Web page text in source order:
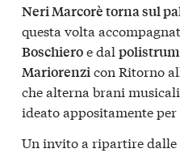
Neri Marcorè torna sul
questa volta
Boschieroe dal
Mariorenzicon Ritorno
che alterna brani
ideato appositamente
Un invito a ripartire dalle